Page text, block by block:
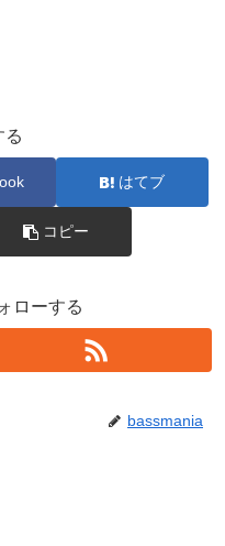
る
はてブ
コピー
ローする
bassmania